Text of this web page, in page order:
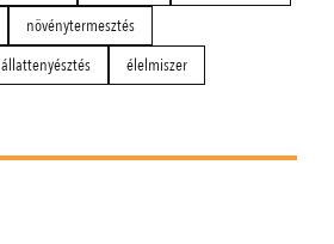
növénytermesztés
állattenyésztés élelmiszer